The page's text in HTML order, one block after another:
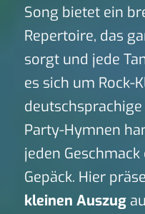
Song bietet ein
Repertoire, das
sorgt und jede
es sich um Rock-
Party-Hymnen
jeden
Gepäck. Hier
kleinen Auszug